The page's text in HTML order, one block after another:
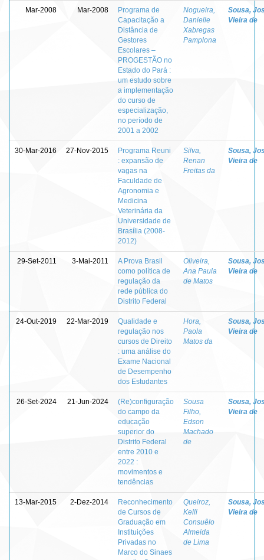
Mar-2008 Mar-2008
Programa de
Capacitação a
Distância de
Gestores
Escolares –
PROGESTÃO no
Estado do Pará :
um estudo sobre
a implementação
do curso de
especialização,
no período de
2001 a 2002
Nogueira,
Danielle
Xabregas
Pamplona
Sousa,
Vieira de
30-Mar-2016 27-Nov-2015
Programa Reuni
: expansão de
vagas na
Faculdade de
Agronomia e
Medicina
Veterinária da
Universidade de
Brasília (2008-
2012)
Silva,
Renan
Freitas da
Sousa,
Vieira de
29-Set-2011 3-Mai-2011
A Prova Brasil
como política de
regulação da
rede pública do
Distrito Federal
Oliveira,
Ana Paula
de Matos
Sousa,
Vieira de
24-Out-2019 22-Mar-2019
Qualidade e
regulação nos
cursos de Direito
: uma análise do
Exame Nacional
de Desempenho
dos Estudantes
Hora,
Paola
Matos da
Sousa,
Vieira de
26-Set-2024 21-Jun-2024
(Re)configuração
do campo da
educação
superior do
Distrito Federal
entre 2010 e
2022 :
movimentos e
tendências
Sousa
Filho,
Edson
Machado
de
Sousa,
Vieira de
13-Mar-2015 2-Dez-2014
Reconhecimento
de Cursos de
Graduação em
Instituições
Privadas no
Marco do Sinaes
Queiroz,
Kelli
Consuêlo
Almeida
de Lima
Sousa,
Vieira de